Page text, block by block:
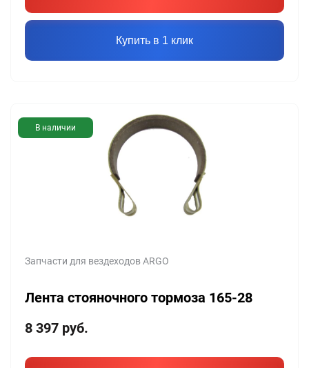
Купить в 1 клик
В наличии
Запчасти для вездеходов ARGO
Лента стояночного тормоза 165-28
8 397 руб.